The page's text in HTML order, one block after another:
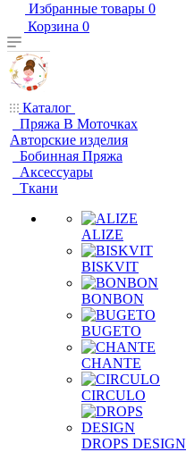
Избранные товары 0
Корзина 0
Каталог
Пряжа В Моточках
Авторские изделия
Бобинная Пряжа
Аксессуары
Ткани
ALIZE
BISKVIT
BONBON
BUGETO
CHANTE
CIRCULO
DROPS DESIGN